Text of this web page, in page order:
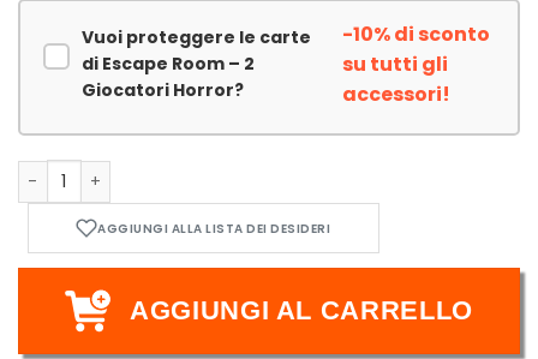
Vuoi proteggere le carte
di Escape Room – 2
Giocatori Horror?
-10% di sconto
su tutti gli
accessori!
Escape Room - 2 Giocatori Horror quantità
AGGIUNGI AL CARRELLO